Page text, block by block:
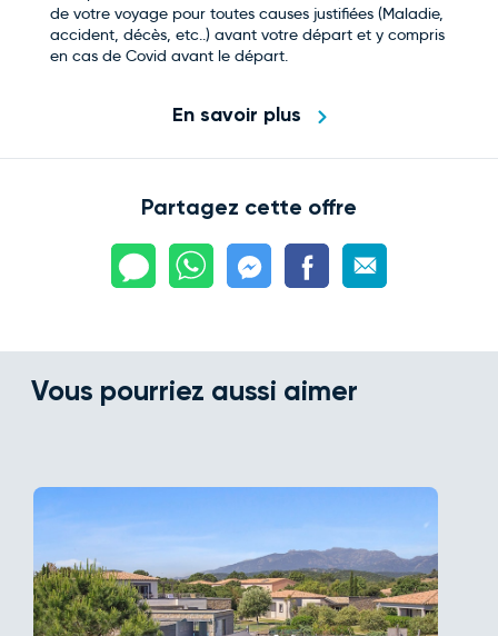
de votre voyage pour toutes causes justifiées (Maladie,
accident, décès, etc..) avant votre départ et y compris
en cas de Covid avant le départ.
En savoir plus
Partagez cette offre
Vous pourriez aussi aimer